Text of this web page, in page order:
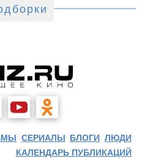
СЕРИАЛЫ БЛОГИ ЛЮДИ
КАЛЕНДАРЬ ПУБЛИКАЦИЙ